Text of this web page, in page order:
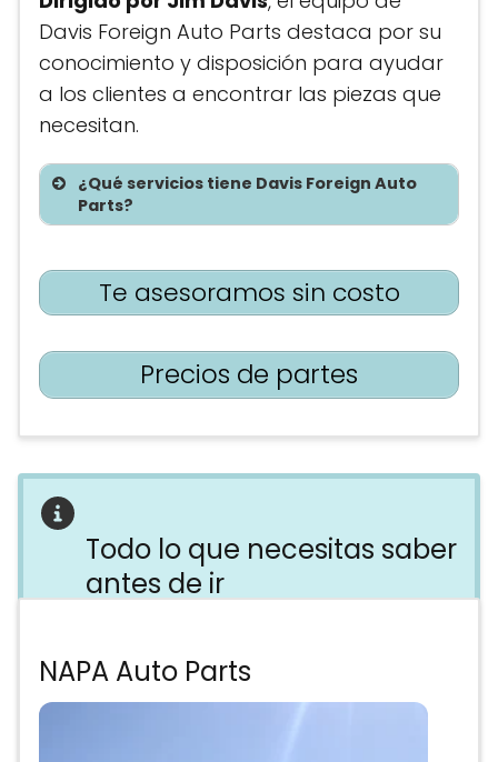
Davis Foreign Auto Parts destaca por su
conocimiento y disposición para ayudar
a los clientes a encontrar las piezas que
necesitan.
¿Qué servicios tiene Davis Foreign Auto
Parts?
Te asesoramos sin costo
Precios de partes
Todo lo que necesitas saber
antes de ir
importante. Haz clic
NAPA Auto Parts